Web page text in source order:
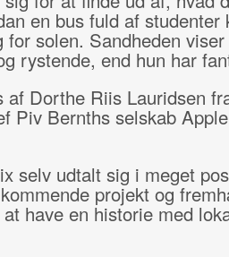
en bus fuld af studenter
for solen. Sandheden
rystende, end hun har
af Dorthe Riis Lauridsen
Piv Bernths selskab
selv udtalt sig i meget
projekt og
have en historie med